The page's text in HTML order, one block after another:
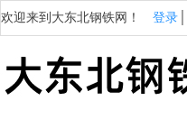
欢迎来到大东北钢铁网！ 登录